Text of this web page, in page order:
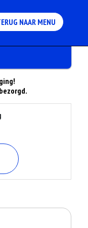
NAAR MENU